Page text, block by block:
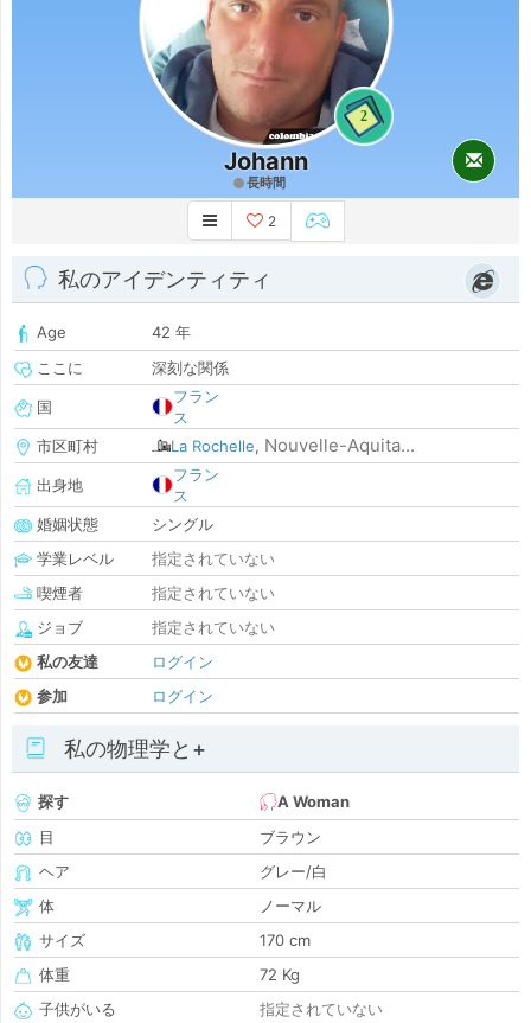
2
Johann
長時間
2
私のアイデンティティ
Age
42 年
ここに
深刻な関係
国
フラン
ス
市区町村
La Rochelle, Nouvelle-Aquita...
出身地
フラン
ス
婚姻状態
シングル
学業レベル
指定されていない
喫煙者
指定されていない
ジョブ
指定されていない
私の友達
ログイン
参加
ログイン
私の物理学と+
探す
A Woman
目
ブラウン
ヘア
グレー/白
体
ノーマル
サイズ
170 cm
体重
72 Kg
子供がいる
指定されていない